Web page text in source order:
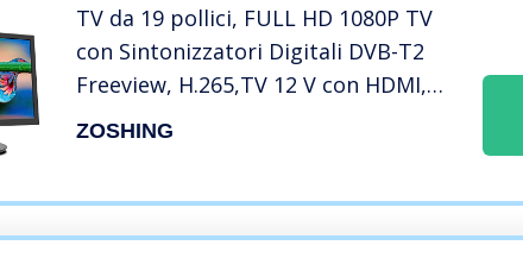
TV da 19 pollici, FULL HD 1080P TV
con Sintonizzatori Digitali DVB-T2
Freeview, H.265,TV 12 V con HDMI,
USB, RCA, ingressi VGA per camera
ZOSHING